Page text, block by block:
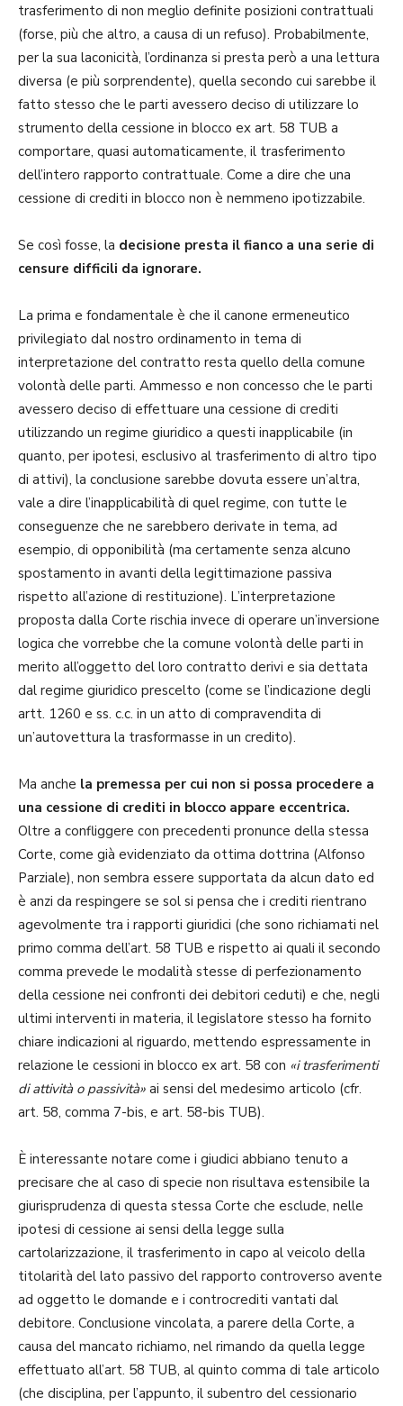
trasferimento di non meglio definite posizioni contrattuali
(forse, più che altro, a causa di un refuso). Probabilmente,
per la sua laconicità, l’ordinanza si presta però a una lettura
diversa (e più sorprendente), quella secondo cui sarebbe il
fatto stesso che le parti avessero deciso di utilizzare lo
strumento della cessione in blocco ex art. 58 TUB a
comportare, quasi automaticamente, il trasferimento
dell’intero rapporto contrattuale. Come a dire che una
cessione di crediti in blocco non è nemmeno ipotizzabile.
Se così fosse, la decisione presta il fianco a una serie di
censure difficili da ignorare.
La prima e fondamentale è che il canone ermeneutico
privilegiato dal nostro ordinamento in tema di
interpretazione del contratto resta quello della comune
volontà delle parti. Ammesso e non concesso che le parti
avessero deciso di effettuare una cessione di crediti
utilizzando un regime giuridico a questi inapplicabile (in
quanto, per ipotesi, esclusivo al trasferimento di altro tipo
di attivi), la conclusione sarebbe dovuta essere un’altra,
vale a dire l’inapplicabilità di quel regime, con tutte le
conseguenze che ne sarebbero derivate in tema, ad
esempio, di opponibilità (ma certamente senza alcuno
spostamento in avanti della legittimazione passiva
rispetto all’azione di restituzione). L’interpretazione
proposta dalla Corte rischia invece di operare un’inversione
logica che vorrebbe che la comune volontà delle parti in
merito all’oggetto del loro contratto derivi e sia dettata
dal regime giuridico prescelto (come se l’indicazione degli
artt. 1260 e ss. c.c. in un atto di compravendita di
un’autovettura la trasformasse in un credito).
Ma anche la premessa per cui non si possa procedere a
una cessione di crediti in blocco appare eccentrica.
Oltre a confliggere con precedenti pronunce della stessa
Corte, come già evidenziato da ottima dottrina (Alfonso
Parziale), non sembra essere supportata da alcun dato ed
è anzi da respingere se sol si pensa che i crediti rientrano
agevolmente tra i rapporti giuridici (che sono richiamati nel
primo comma dell’art. 58 TUB e rispetto ai quali il secondo
comma prevede le modalità stesse di perfezionamento
della cessione nei confronti dei debitori ceduti) e che, negli
ultimi interventi in materia, il legislatore stesso ha fornito
chiare indicazioni al riguardo, mettendo espressamente in
relazione le cessioni in blocco ex art. 58 con «i trasferimenti
di attività o passività» ai sensi del medesimo articolo (cfr.
art. 58, comma 7-bis, e art. 58-bis TUB).
È interessante notare come i giudici abbiano tenuto a
precisare che al caso di specie non risultava estensibile la
giurisprudenza di questa stessa Corte che esclude, nelle
ipotesi di cessione ai sensi della legge sulla
cartolarizzazione, il trasferimento in capo al veicolo della
titolarità del lato passivo del rapporto controverso avente
ad oggetto le domande e i controcrediti vantati dal
debitore. Conclusione vincolata, a parere della Corte, a
causa del mancato richiamo, nel rimando da quella legge
effettuato all’art. 58 TUB, al quinto comma di tale articolo
(che disciplina, per l’appunto, il subentro del cessionario